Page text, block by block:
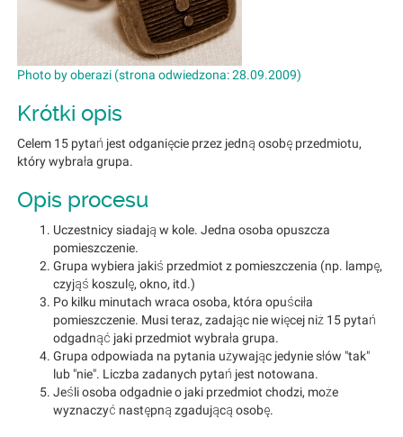
Photo by oberazi (strona odwiedzona: 28.09.2009)
Krótki opis
Celem 15 pytań jest odganięcie przez jedną osobę przedmiotu,
który wybrała grupa.
Opis procesu
Uczestnicy siadają w kole. Jedna osoba opuszcza
pomieszczenie.
Grupa wybiera jakiś przedmiot z pomieszczenia (np. lampę,
czyjąś koszulę, okno, itd.)
Po kilku minutach wraca osoba, która opuściła
pomieszczenie. Musi teraz, zadając nie więcej niż 15 pytań
odgadnąć jaki przedmiot wybrała grupa.
Grupa odpowiada na pytania używając jedynie słów "tak"
lub "nie". Liczba zadanych pytań jest notowana.
Jeśli osoba odgadnie o jaki przedmiot chodzi, może
wyznaczyć następną zgadującą osobę.